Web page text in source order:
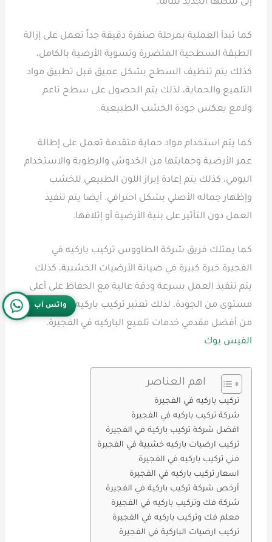
إلى شكلها الجديد تماماً.
كما تبدأ العملية بمرحلة صنفرة دقيقة جداً تعمل على إزالة
الطبقة السطحية المتضررة وتسوية الأرضية بالكامل،
كذلك يتم تنظيف السطح بشكل عميق قبل تطبيق مواد
التلميع والحماية، لذلك يتم الحصول على سطح ناعم
ولامع يعكس جودة الخشب الطبيعية.
كما يتم استخدام مواد حماية متقدمة تعمل على إطالة
عمر الأرضية وحمايتها من الخدوش والرطوبة والاستخدام
اليومي، كذلك يتم إعادة إبراز اللون الطبيعي للخشب
وإظهار جماله الأصلي بشكل احترافي. أيضا يتم تنفيذ
العمل دون التأثير على بنية الأرضية أو إتلافها.
كما يمتلك فريق شركة الطاووس تركيب باركيه في
الفجيرة خبرة كبيرة في صيانة الأرضيات الخشبية، كذلك
يتم تنفيذ العمل بسرعة ودقة عالية مع الحفاظ على أعلى
مستوى من الجودة، لذلك تعتبر تركيب باركيه في الفجيرة
من أفضل مقدمي خدمات تلميع الباركيه في الفجيرة.
الفيس بوك
اهم العناصر
تركيب باركيه في الفجيرة
شركة تركيب باركيه في الفجيرة
افضل شركة تركيب باركية في الفجيرة
تركيب ارضيات باركيه خشبية في الفجيرة
فني تركيب باركيه في الفجيرة
اسعار تركيب باركيه في الفجيرة
أرخص شركة تركيب باركية في الفجيرة
شركة فك وتركيب باركيه في الفجيرة
معلم فك وتركيب باركيه في الفجيرة
تركيب ارضيات الباركية في الفجيرة
واتس آب